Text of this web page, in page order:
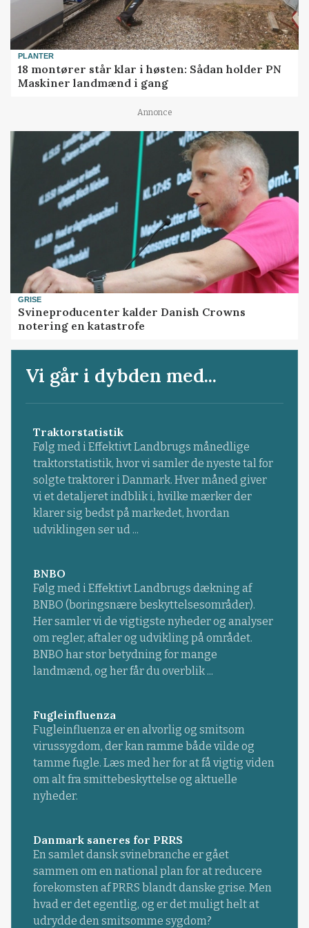
PLANTER
18 montører står klar i høsten: Sådan holder PN
Maskiner landmænd i gang
Annonce
GRISE
Svineproducenter kalder Danish Crowns
notering en katastrofe
Vi går i dybden med...
Traktorstatistik
Følg med i Effektivt Landbrugs månedlige
traktorstatistik, hvor vi samler de nyeste tal for
solgte traktorer i Danmark. Hver måned giver
vi et detaljeret indblik i, hvilke mærker der
klarer sig bedst på markedet, hvordan
udviklingen ser ud ...
BNBO
Følg med i Effektivt Landbrugs dækning af
BNBO (boringsnære beskyttelsesområder).
Her samler vi de vigtigste nyheder og analyser
om regler, aftaler og udvikling på området.
BNBO har stor betydning for mange
landmænd, og her får du overblik ...
Fugleinfluenza
Fugleinfluenza er en alvorlig og smitsom
virussygdom, der kan ramme både vilde og
tamme fugle. Læs med her for at få vigtig viden
om alt fra smittebeskyttelse og aktuelle
nyheder.
Danmark saneres for PRRS
En samlet dansk svinebranche er gået
sammen om en national plan for at reducere
forekomsten af PRRS blandt danske grise. Men
hvad er det egentlig, og er det muligt helt at
udrydde den smitsomme sygdom?